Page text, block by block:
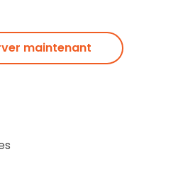
maintenant